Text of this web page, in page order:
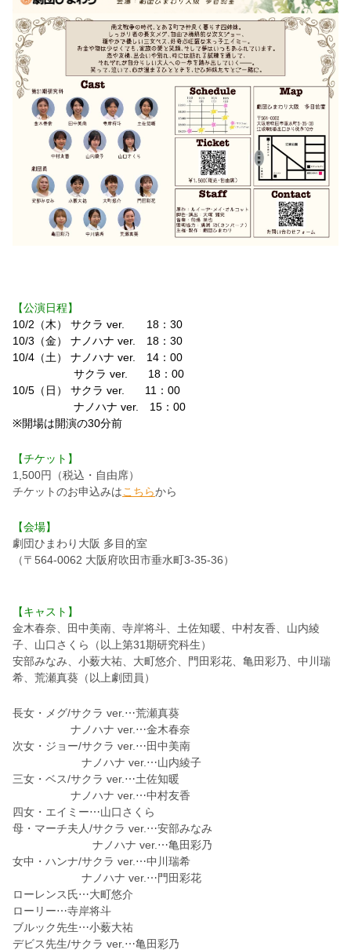
【公演日程】
10/2（木） サクラ ver. 18：30
10/3（金） ナノハナ ver. 18：30
10/4（土） ナノハナ ver. 14：00
サクラ ver. 18：00
10/5（日） サクラ ver. 11：00
ナノハナ ver. 15：00
※開場は開演の30分前
【チケット】
1,500円（税込・自由席）
チケットのお申込みはこちらから
【会場】
劇団ひまわり大阪 多目的室
（〒564-0062 大阪府吹田市垂水町3-35-36）
【キャスト】
金木春奈、田中美南、寺岸将斗、土佐知暖、中村友香、山内綾
子、山口さくら（以上第31期研究科生）
安部みなみ、小薮大祐、大町悠介、門田彩花、亀田彩乃、中川瑞
希、荒瀬真葵（以上劇団員）
長女・メグ/サクラ ver.⋯荒瀬真葵
ナノハナ ver.⋯金木春奈
次女・ジョー/サクラ ver.⋯田中美南
ナノハナ ver.⋯山内綾子
三女・ベス/サクラ ver.⋯土佐知暖
ナノハナ ver.⋯中村友香
四女・エイミー⋯山口さくら
母・マーチ夫人/サクラ ver.⋯安部みなみ
ナノハナ ver.⋯亀田彩乃
女中・ハンナ/サクラ ver.⋯中川瑞希
ナノハナ ver.⋯門田彩花
ローレンス氏⋯大町悠介
ローリー⋯寺岸将斗
ブルック先生⋯小薮大祐
デビス先生/サクラ ver.⋯亀田彩乃